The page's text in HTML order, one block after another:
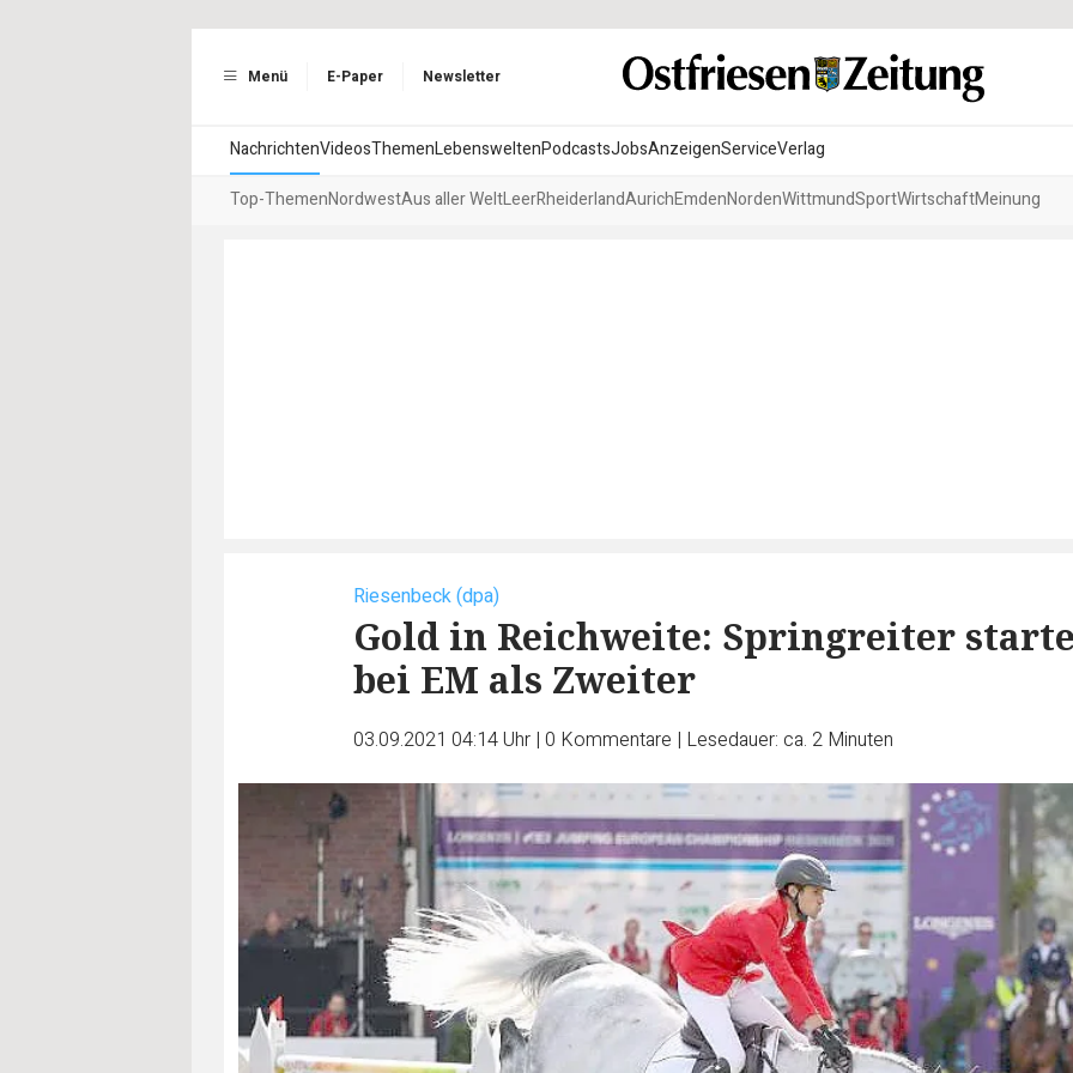
Menü E-Paper Newsletter
NachrichtenVideosThemenLebensweltenPodcastsJobsAnzeigenServiceVerlag
Top-ThemenNordwestAus aller WeltLeerRheiderlandAurichEmdenNordenWittmundSportWirtschaftMeinung
Riesenbeck (dpa)
Gold in Reichweite: Springreiter
bei EM als Zweiter
03.09.2021 04:14 Uhr | 0 Kommentare | Lesedauer: ca. 2 Minuten